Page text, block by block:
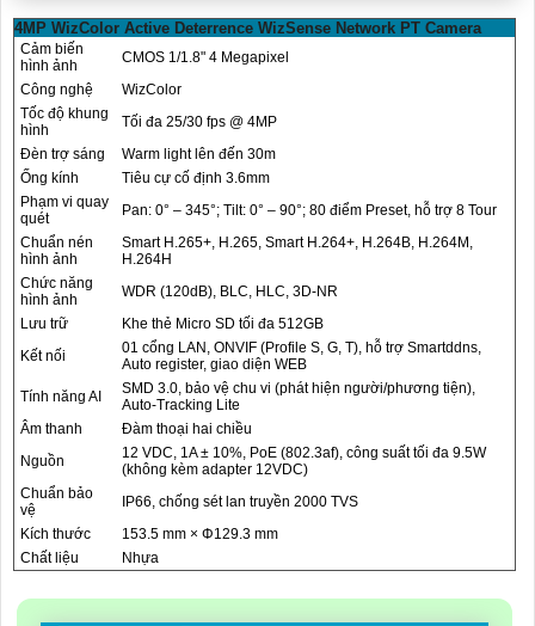
4MP WizColor Active Deterrence WizSense Network PT Camera
Cảm biến
hình ảnh
CMOS 1/1.8" 4 Megapixel
Công nghệ
WizColor
Tốc độ khung
hình
Tối đa 25/30 fps @ 4MP
Đèn trợ sáng
Warm light lên đến 30m
Ống kính
Tiêu cự cố định 3.6mm
Phạm vi quay
quét
Pan: 0° – 345°; Tilt: 0° – 90°; 80 điểm Preset, hỗ trợ 8 Tour
Chuẩn nén
hình ảnh
Smart H.265+, H.265, Smart H.264+, H.264B, H.264M,
H.264H
Chức năng
hình ảnh
WDR (120dB), BLC, HLC, 3D-NR
Lưu trữ
Khe thẻ Micro SD tối đa 512GB
Kết nối
01 cổng LAN, ONVIF (Profile S, G, T), hỗ trợ Smartddns,
Auto register, giao diện WEB
Tính năng AI
SMD 3.0, bảo vệ chu vi (phát hiện người/phương tiện),
Auto-Tracking Lite
Âm thanh
Đàm thoại hai chiều
Nguồn
12 VDC, 1A ± 10%, PoE (802.3af), công suất tối đa 9.5W
(không kèm adapter 12VDC)
Chuẩn bảo
vệ
IP66, chống sét lan truyền 2000 TVS
Kích thước
153.5 mm × Φ129.3 mm
Chất liệu
Nhựa